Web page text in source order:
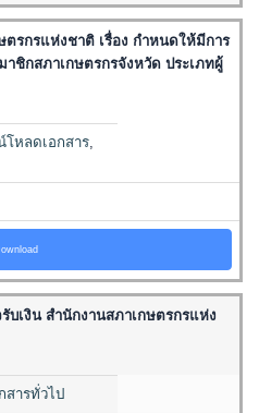
ตรกรแห่งชาติ เรื่อง กำหนดให้มีการ
าชิกสภาเกษตรกรจังหวัด ประเภทผู้
โหลดเอกสาร,
บเงิน สำนักงานสภาเกษตรกรแห่ง
สารทั่วไป